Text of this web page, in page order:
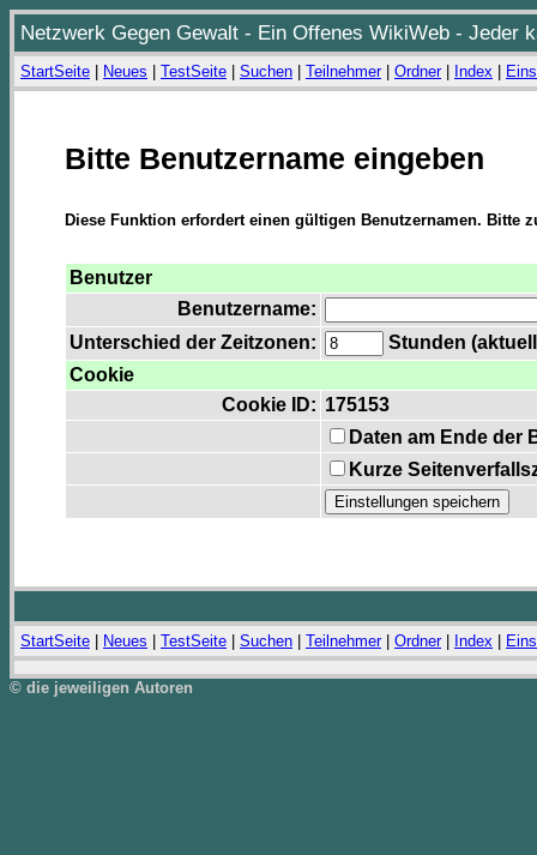
Netzwerk Gegen Gewalt - Ein Offenes WikiWeb - Jeder
StartSeite Neues TestSeite Suchen Teilnehmer| Ordner| Index
Bitte Benutzername eingeben
Diese Funktion erfordert einen gültigen Benutzernamen. Bitte
Benutzer
Benutzername:
Unterschied der Zeitzonen:
Stunden
Cookie
Cookie ID: 175153
Daten am Ende der
Kurze
StartSeite Neues TestSeite Suchen Teilnehmer| Ordner| Index
© die jeweiligen Autoren